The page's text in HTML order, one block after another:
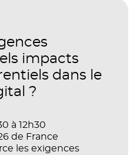
démontrer
compétences, la
des
impacts
dans le
?
à 12h30
de France
les exigences